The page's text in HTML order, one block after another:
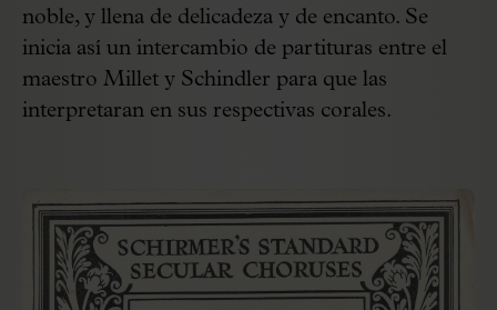
noble, y llena de delicadeza y de encanto. Se
inicia así un intercambio de partituras entre el
maestro Millet y Schindler para que las
interpretaran en sus respectivas corales.